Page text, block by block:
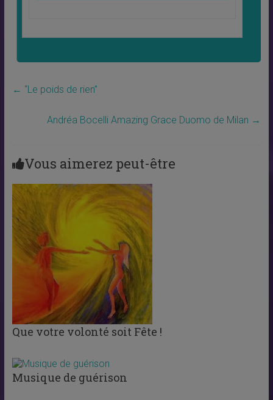
← “Le poids de rien”
Andréa Bocelli Amazing Grace Duomo de Milan →
Vous aimerez peut-être
Que votre volonté soit Fête !
Musique de guérison